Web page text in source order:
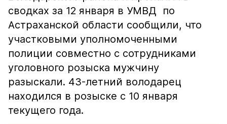
сводках за 12 января в УМВД по
Астраханской области сообщили, что
участковыми уполномоченными
полиции совместно с сотрудниками
уголовного розыска мужчину
разыскали. 43-летний володарец
находился в розыске с 10 января
текущего года.